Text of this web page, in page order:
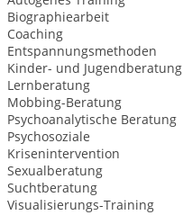
Biographiearbeit
Coaching
Entspannungsmethoden
Kinder- und Jugendberatung
Lernberatung
Mobbing-Beratung
Psychoanalytische Beratung
Psychosoziale
Krisenintervention
Sexualberatung
Suchtberatung
Visualisierungs-Training